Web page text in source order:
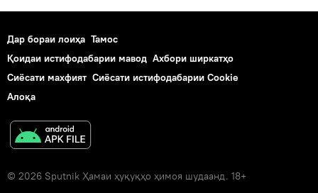
Дар бораи лоиҳа Тамос
Қоидаи истифодабарии мавод Ахбори ширкатҳо
Сиёсати махфият Сиёсати истифодабарии Cookie
Алоқа
© 2026 Sputnik Ҳамаи ҳуқуқҳо ҳимоя шудаанд. 18+